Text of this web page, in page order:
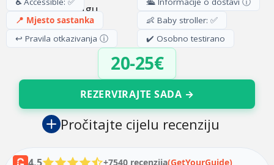
📍 Mjesto sastanka
↩️ Pravila otkazivanja ⓘ
👶 Baby stroller: ✅
✔️ Osobno testirano
20-25€
REZERVIRAJTE SADA →
Pročitajte cijelu recenziju
+7540 recenzija(GetYourGuide)